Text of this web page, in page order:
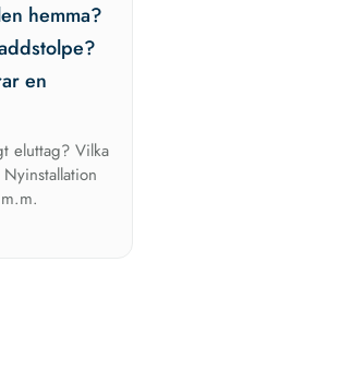
hemma?
en
eluttag? Vilka